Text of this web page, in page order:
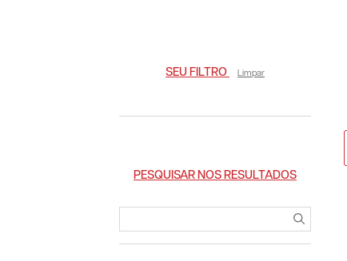
SEU FILTRO Limpar
PESQUISAR NOS RESULTADOS